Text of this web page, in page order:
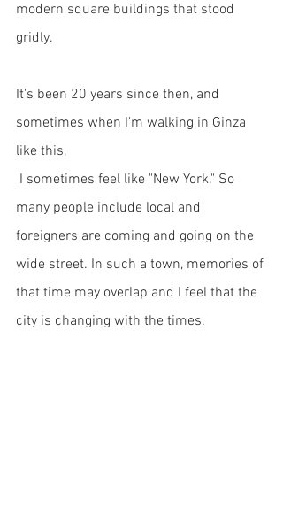
modern square buildings that stood
gridly.
It's been 20 years since then, and
sometimes when I'm walking in Ginza
like this,
I sometimes feel like "New York." So
many people include local and
foreigners are coming and going on the
wide street. In such a town, memories of
that time may overlap and I feel that the
city is changing with the times.